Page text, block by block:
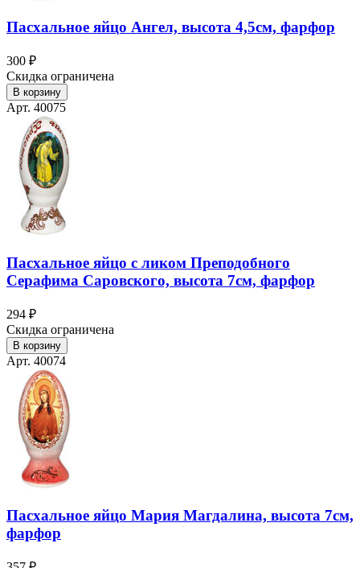
Пасхальное яйцо Ангел, высота 4,5см, фарфор
300 ₽
Скидка ограничена
В корзину
Арт. 40075
Пасхальное яйцо с ликом Преподобного
Серафима Саровского, высота 7см, фарфор
294 ₽
Скидка ограничена
В корзину
Арт. 40074
Пасхальное яйцо Мария Магдалина, высота 7см,
фарфор